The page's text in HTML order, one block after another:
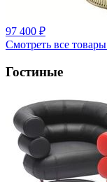
97 400 ₽
Смотреть все товары
Гостиные